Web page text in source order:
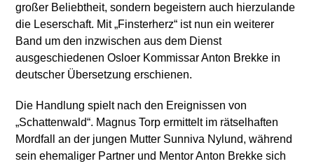
großer Beliebtheit, sondern begeistern auch hierzulande
die Leserschaft. Mit „Finsterherz“ ist nun ein weiterer
Band um den inzwischen aus dem Dienst
ausgeschiedenen Osloer Kommissar Anton Brekke in
deutscher Übersetzung erschienen.
Die Handlung spielt nach den Ereignissen von
„Schattenwald“. Magnus Torp ermittelt im rätselhaften
Mordfall an der jungen Mutter Sunniva Nylund, während
sein ehemaliger Partner und Mentor Anton Brekke sich